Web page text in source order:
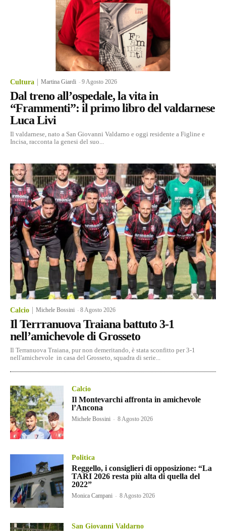
Cultura Martina Giardi -9 Agosto 2026
Dal treno all’ospedale, la vita in
“Frammenti”: il primo libro del valdarnese
Luca Livi
Il valdarnese, nato a San Giovanni Valdarno e oggi residente a Figline e
Incisa, racconta la genesi del suo...
Calcio Michele Bossini -8 Agosto 2026
Il Terrranuova Traiana battuto 3-1
nell’amichevole di Grosseto
Il Terranuova Traiana, pur non demeritando, è stata sconfitto per 3-1
nell'amichevole in casa del Grosseto, squadra di serie...
Calcio
Il Montevarchi affronta in amichevole
l’Ancona
Michele Bossini - 8 Agosto 2026
Politica
Reggello, i consiglieri di opposizione: “La
TARI 2026 resta più alta di quella del
2022”
Monica Campani - 8 Agosto 2026
San Giovanni Valdarno